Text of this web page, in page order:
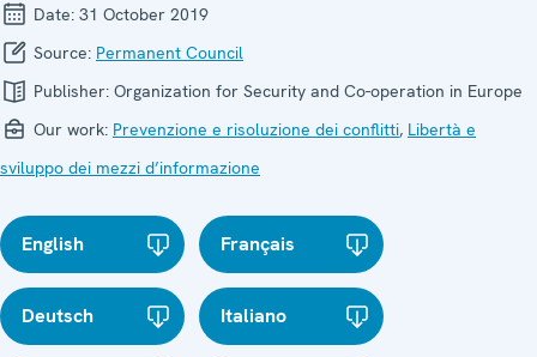
Date: 31 October 2019
Source: Permanent Council
Publisher: Organization for Security and Co-operation in Europe
Our work: Prevenzione e risoluzione dei conflitti, Libertà e
sviluppo dei mezzi d’informazione
English Français
Deutsch Italiano